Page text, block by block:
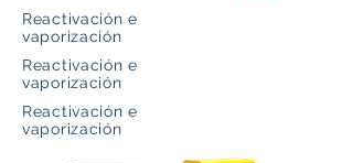
Reactivación e
vaporización
Reactivación e
vaporización
Reactivación e
vaporización